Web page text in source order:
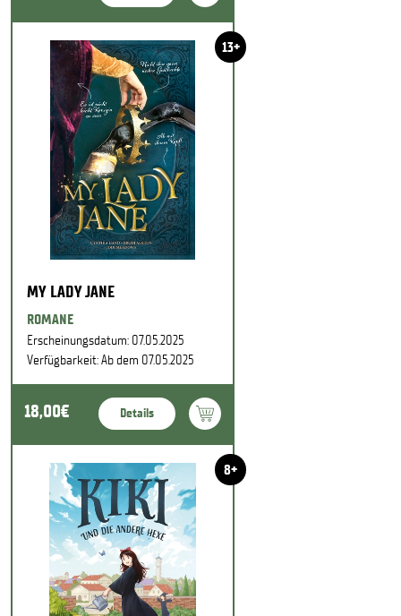
13+
MY LADY JANE
ROMANE
Erscheinungsdatum: 07.05.2025
Verfügbarkeit: Ab dem 07.05.2025
18,00€ Details
8+